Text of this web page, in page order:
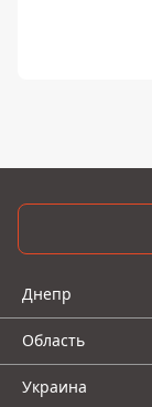
Днепр
Область
Украина